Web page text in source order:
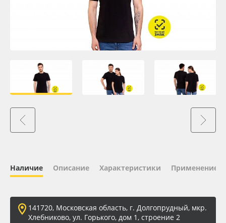
Плёнка монтажная Oratape
ПЭТ листовой
ПЭТ бэклит
Баннер
Заготовки для сувениров
Наличие Описание Характеристики Применение
141720, Московская область, г. Долгопрудный, мкр.
Хлебниково, ул. Горького, дом 1, строение 2